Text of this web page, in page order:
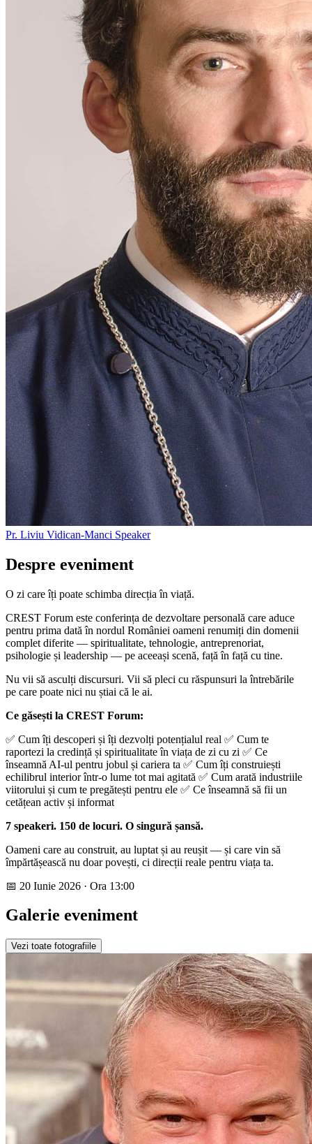
Pr. Liviu Vidican-Manci Speaker
Despre eveniment
O zi care îți poate schimba direcția în viață.
CREST Forum este conferința de dezvoltare personală care aduce
pentru prima dată în nordul României oameni renumiți din domenii
complet diferite — spiritualitate, tehnologie, antreprenoriat,
psihologie și leadership — pe aceeași scenă, față în față cu tine.
Nu vii să asculți discursuri. Vii să pleci cu răspunsuri la întrebările
pe care poate nici nu știai că le ai.
Ce găsești la CREST Forum:
✅ Cum îți descoperi și îți dezvolți potențialul real ✅ Cum te
raportezi la credință și spiritualitate în viața de zi cu zi ✅ Ce
înseamnă AI-ul pentru jobul și cariera ta ✅ Cum îți construiești
echilibrul interior într-o lume tot mai agitată ✅ Cum arată industriile
viitorului și cum te pregătești pentru ele ✅ Ce înseamnă să fii un
cetățean activ și informat
7 speakeri. 150 de locuri. O singură șansă.
Oameni care au construit, au luptat și au reușit — și care vin să
împărtășească nu doar povești, ci direcții reale pentru viața ta.
📅 20 Iunie 2026 · Ora 13:00
Galerie eveniment
Vezi toate fotografiile